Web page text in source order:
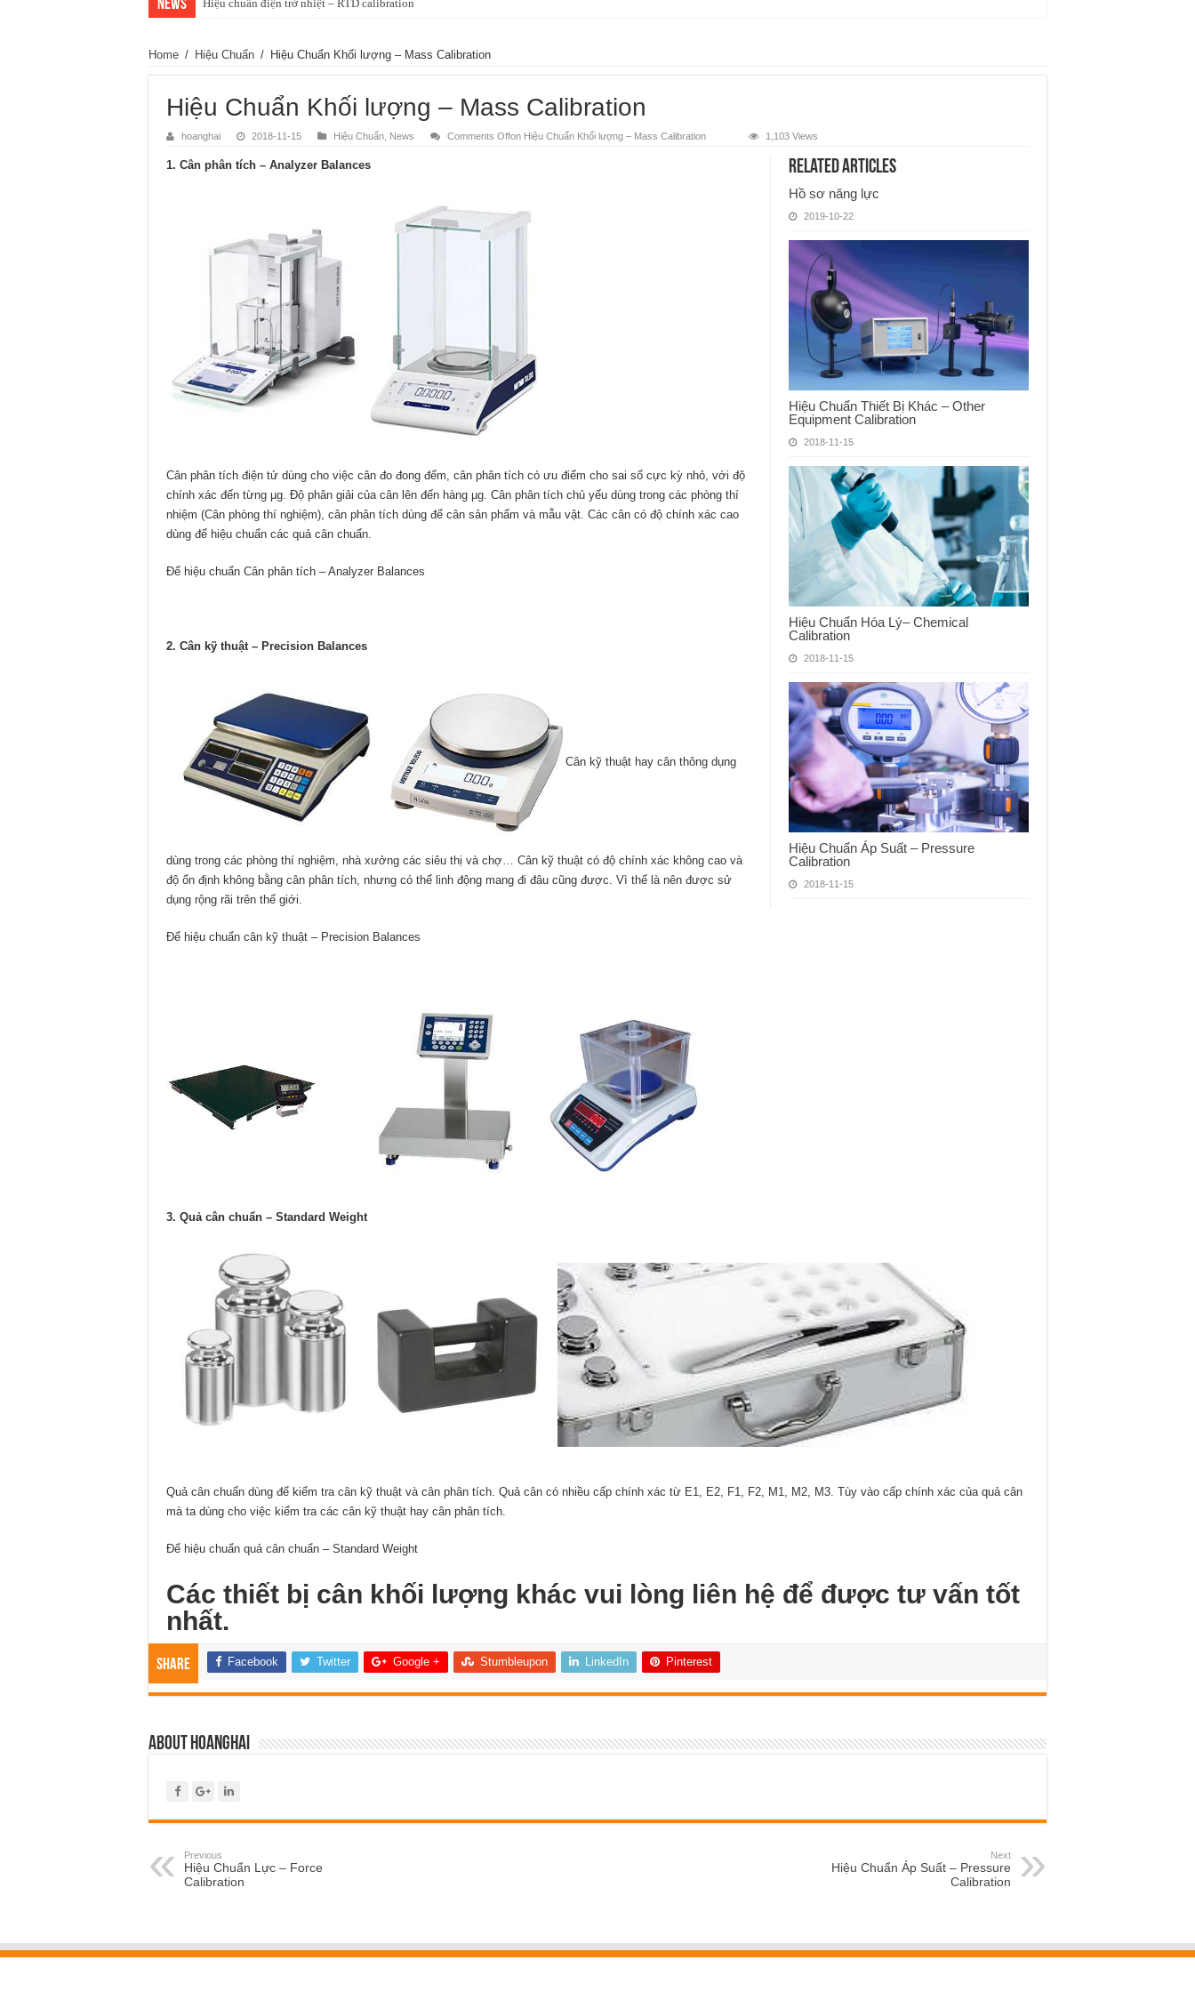
News Hiệu chuẩn điện trở nhiệt – RTD calibration
Home / Hiệu Chuẩn / Hiệu Chuẩn Khối lượng – Mass Calibration
Hiệu Chuẩn Khối lượng – Mass Calibration
hoanghai 2018-11-15 Hiệu Chuẩn News Comments Offon Hiệu Chuẩn Khối lượng – Mass Calibration 1,103 Views
Related Articles
Hồ sơ năng lực
2019-10-22
Hiệu Chuẩn Thiết Bị Khác – Other
Equipment Calibration
2018-11-15
Hiệu Chuẩn Hóa Lý– Chemical
Calibration
2018-11-15
Hiệu Chuẩn Áp Suất – Pressure
Calibration
2018-11-15
1. Cân phân tích – Analyzer Balances
Cân phân tích điện tử dùng cho việc cân đo đong đếm, cân phân tích có ưu điểm cho sai số cực kỳ nhỏ, với độ
chính xác đến từng µg. Độ phân giải của cân lên đến hàng µg. Cân phân tích chủ yếu dùng trong các phòng thí
nhiệm (Cân phòng thí nghiệm), cân phân tích dùng để cân sản phẩm và mẫu vật. Các cân có độ chính xác cao
dùng để hiệu chuẩn các quả cân chuẩn.
Để hiệu chuẩn Cân phân tích – Analyzer Balances
2. Cân kỹ thuật – Precision Balances
Cân kỹ thuật hay cân thông dụng
dùng trong các phòng thí nghiệm, nhà xưởng các siêu thị và chợ… Cân kỹ thuật có độ chính xác không cao và
độ ổn định không bằng cân phân tích, nhưng có thể linh động mang đi đâu cũng được. Vì thế là nên được sử
dụng rộng rãi trên thế giới.
Để hiệu chuẩn cân kỹ thuật – Precision Balances
3. Quả cân chuẩn – Standard Weight
Quả cân chuẩn dùng để kiểm tra cân kỹ thuật và cân phân tích. Quả cân có nhiều cấp chính xác từ E1, E2, F1, F2, M1, M2, M3. Tùy vào cấp chính xác của quả cân
mà ta dùng cho việc kiểm tra các cân kỹ thuật hay cân phân tích.
Để hiệu chuẩn quả cân chuẩn – Standard Weight
Các thiết bị cân khối lượng khác vui lòng liên hệ để được tư vấn tốt
nhất.
Share Facebook Twitter Google + Stumbleupon LinkedIn Pinterest
About hoanghai
Previous
Hiệu Chuẩn Lực – Force
Calibration
Next
Hiệu Chuẩn Áp Suất – Pressure
Calibration